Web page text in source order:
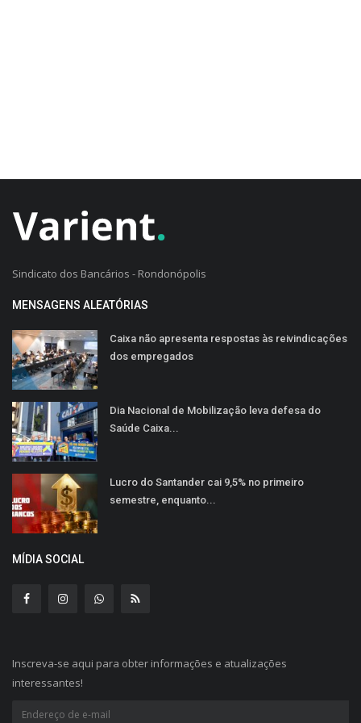
Sindicato dos Bancários - Rondonópolis
MENSAGENS ALEATÓRIAS
Caixa não apresenta respostas às reivindicações
dos empregados
Dia Nacional de Mobilização leva defesa do
Saúde Caixa...
Lucro do Santander cai 9,5% no primeiro
semestre, enquanto...
MÍDIA SOCIAL
Inscreva-se aqui para obter informações e atualizações
interessantes!